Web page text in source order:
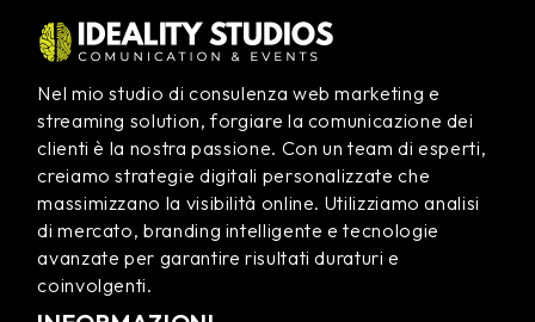
Nel mio studio di consulenza web marketing e
streaming solution, forgiare la comunicazione dei
clienti è la nostra passione. Con un team di esperti,
creiamo strategie digitali personalizzate che
massimizzano la visibilità online. Utilizziamo analisi
di mercato, branding intelligente e tecnologie
avanzate per garantire risultati duraturi e
coinvolgenti.